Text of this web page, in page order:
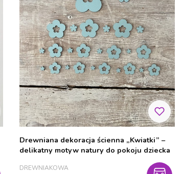
Drewniana dekoracja ścienna „Kwiatki” –
delikatny motyw natury do pokoju dziecka
PRODUCENT
DREWNIAKOWA